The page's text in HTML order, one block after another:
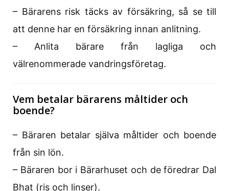
– Bärarens risk täcks av försäkring, så se till
att denne har en försäkring innan anlitning.
– Anlita bärare från lagliga och
välrenommerade vandringsföretag.
Vem betalar bärarens måltider och
boende?
– Bäraren betalar själva måltider och boende
från sin lön.
– Bäraren bor i Bärarhuset och de föredrar Dal
Bhat (ris och linser).